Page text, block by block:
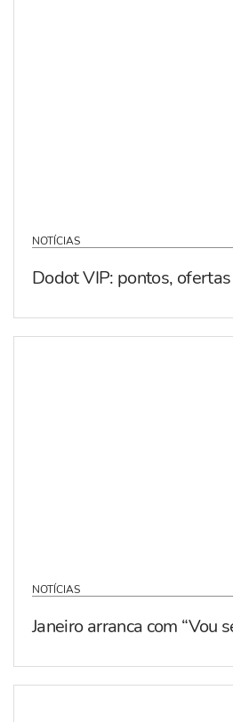
NOTÍCIAS
Dodot VIP: pontos,
NOTÍCIAS
Janeiro arranca com “Vou